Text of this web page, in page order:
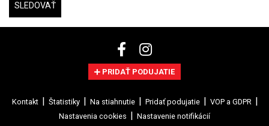
SLEDOVAŤ
PRIDAŤ PODUJATIE
Kontakt Štatistiky Na stiahnutie Pridať podujatie
VOP a GDPR
Nastavenia cookies
Nastavenie notifikácií